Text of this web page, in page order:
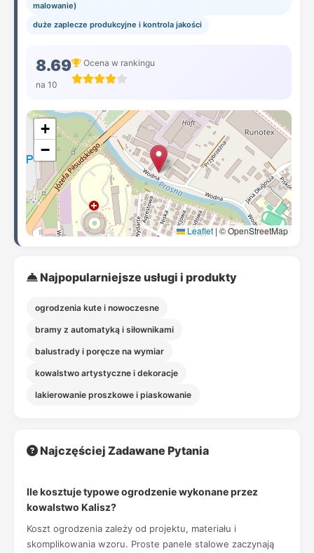
malowanie)
duże zaplecze produkcyjne i kontrola jakości
8.69
na 10
Ocena w rankingu
+
−
Leaflet | © OpenStreetMap
Najpopularniejsze usługi i produkty
ogrodzenia kute i nowoczesne
bramy z automatyką i siłownikami
balustrady i poręcze na wymiar
kowalstwo artystyczne i dekoracje
lakierowanie proszkowe i piaskowanie
Najczęściej Zadawane Pytania
Ile kosztuje typowe ogrodzenie wykonane przez
kowalstwo Kalisz?
Koszt ogrodzenia zależy od projektu, materiału i
skomplikowania wzoru. Proste panele stalowe zaczynają